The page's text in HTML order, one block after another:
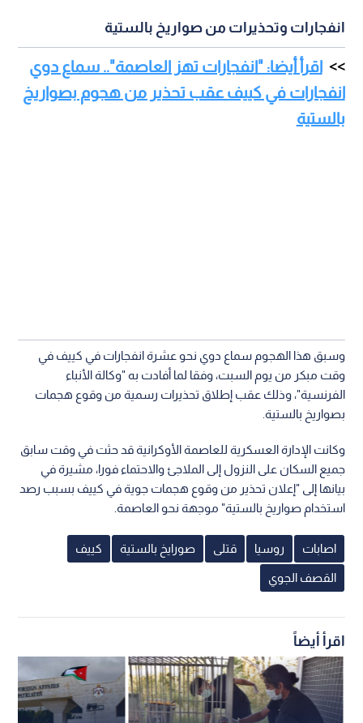
انفجارات وتحذيرات من صواريخ بالستية
اقرأ أيضا: "انفجارات تهز العاصمة".. سماع دوي
انفجارات في كييف عقب تحذير من هجوم بصواريخ
بالستية
وسبق هذا الهجوم سماع دوي نحو عشرة انفجارات في كييف في
وقت مبكر من يوم السبت، وفقا لما أفادت به "وكالة الأنباء
الفرنسية"، وذلك عقب إطلاق تحذيرات رسمية من وقوع هجمات
بصواريخ بالستية.
وكانت الإدارة العسكرية للعاصمة الأوكرانية قد حثت في وقت سابق
جميع السكان على النزول إلى الملاجئ والاحتماء فورا، مشيرة في
بيانها إلى "إعلان تحذير من وقوع هجمات جوية في كييف بسبب رصد
استخدام صواريخ بالستية" موجهة نحو العاصمة.
اصابات روسيا قتلى صورايخ بالستية كييف
القصف الجوي
اقرأ أيضاً